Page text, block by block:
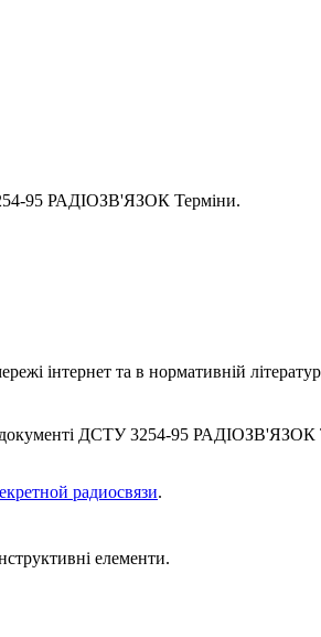
95 РАДIОЗВ'ЯЗОК Терміни.
інтернет та в нормативній
документі ДСТУ 3254-95 РАДIОЗВ'ЯЗОК
радиосвязи.
елементи.